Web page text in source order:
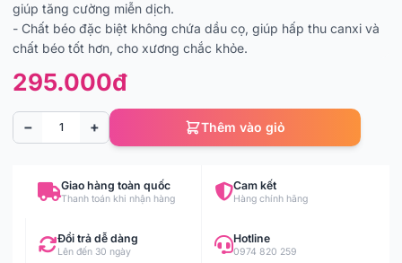
giúp tăng cường miễn dịch.
- Chất béo đặc biệt không chứa dầu cọ, giúp hấp thu canxi và
chất béo tốt hơn, cho xương chắc khỏe.
295.000đ
− + Thêm vào giỏ
Giao hàng toàn quốc
Thanh toán khi nhận hàng
Cam kết
Hàng chính hãng
Đổi trả dễ dàng
Lên đến 30 ngày
Hotline
0974 820 259